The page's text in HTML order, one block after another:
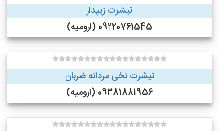
تیشرت زیپدار
09220761545 (ارومیه)
تیشرت نخی مردانه ضربان
09381881956 (ارومیه)